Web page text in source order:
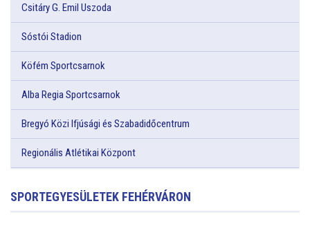
Csitáry G. Emil Uszoda
Sóstói Stadion
Köfém Sportcsarnok
Alba Regia Sportcsarnok
Bregyó Közi Ifjúsági és Szabadidőcentrum
Regionális Atlétikai Központ
SPORTEGYESÜLETEK FEHÉRVÁRON